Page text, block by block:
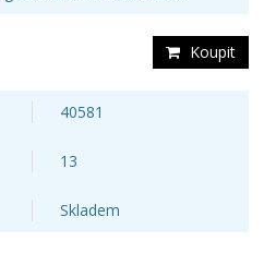
Koupit
40581
13
Skladem